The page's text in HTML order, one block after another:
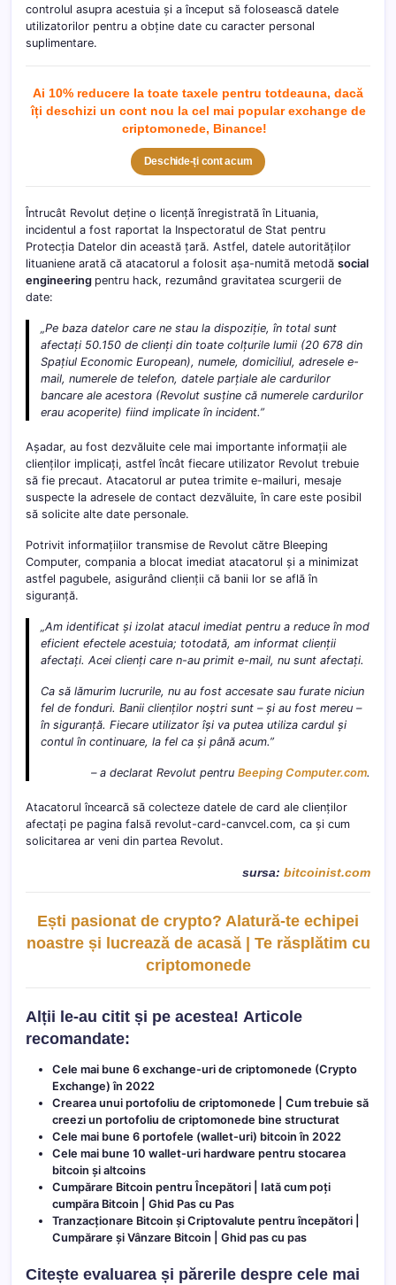
controlul asupra acestuia și a început să folosească datele
utilizatorilor pentru a obține date cu caracter personal
suplimentare.
Ai 10% reducere la toate taxele pentru totdeauna, dacă
îți deschizi un cont nou la cel mai popular exchange de
criptomonede, Binance!
Deschide-ți cont acum
Întrucât Revolut deține o licență înregistrată în Lituania,
incidentul a fost raportat la Inspectoratul de Stat pentru
Protecția Datelor din această țară. Astfel, datele autorităților
lituaniene arată că atacatorul a folosit așa-numită metodă social
engineering pentru hack, rezumând gravitatea scurgerii de
date:
„Pe baza datelor care ne stau la dispoziție, în total sunt
afectați 50.150 de clienți din toate colțurile lumii (20 678 din
Spațiul Economic European), numele, domiciliul, adresele e-
mail, numerele de telefon, datele parțiale ale cardurilor
bancare ale acestora (Revolut susține că numerele cardurilor
erau acoperite) fiind implicate în incident.”
Așadar, au fost dezvăluite cele mai importante informații ale
clienților implicați, astfel încât fiecare utilizator Revolut trebuie
să fie precaut. Atacatorul ar putea trimite e-mailuri, mesaje
suspecte la adresele de contact dezvăluite, în care este posibil
să solicite alte date personale.
Potrivit informațiilor transmise de Revolut către Bleeping
Computer, compania a blocat imediat atacatorul și a minimizat
astfel pagubele, asigurând clienții că banii lor se află în
siguranță.
„Am identificat și izolat atacul imediat pentru a reduce în mod
eficient efectele acestuia; totodată, am informat clienții
afectați. Acei clienți care n-au primit e-mail, nu sunt afectați.
Ca să lămurim lucrurile, nu au fost accesate sau furate niciun
fel de fonduri. Banii clienților noștri sunt – și au fost mereu –
în siguranță. Fiecare utilizator își va putea utiliza cardul și
contul în continuare, la fel ca și până acum.”
– a declarat Revolut pentru Beeping Computer.com.
Atacatorul încearcă să colecteze datele de card ale clienților
afectați pe pagina falsă revolut-card-canvcel.com, ca și cum
solicitarea ar veni din partea Revolut.
sursa: bitcoinist.com
Ești pasionat de crypto? Alatură-te echipei
noastre și lucrează de acasă | Te răsplătim cu
criptomonede
Alții le-au citit și pe acestea! Articole
recomandate:
Cele mai bune 6 exchange-uri de criptomonede (Crypto
Exchange) în 2022
Crearea unui portofoliu de criptomonede | Cum trebuie să
creezi un portofoliu de criptomonede bine structurat
Cele mai bune 6 portofele (wallet-uri) bitcoin în 2022
Cele mai bune 10 wallet-uri hardware pentru stocarea
bitcoin și altcoins
Cumpărare Bitcoin pentru Începători | Iată cum poți
cumpăra Bitcoin | Ghid Pas cu Pas
Tranzacționare Bitcoin și Criptovalute pentru începători |
Cumpărare și Vânzare Bitcoin | Ghid pas cu pas
Citește evaluarea și părerile despre cele mai